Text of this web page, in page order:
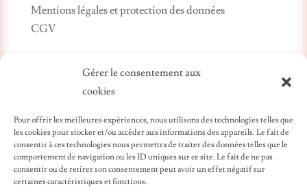
Gérer le consentement aux
cookies
Pour offrir les meilleures expériences, nous utilisons des technologies telles que
les cookies pour stocker et/ou accéder aux informations des appareils. Le fait de
consentir à ces technologies nous permettra de traiter des données telles que le
comportement de navigation ou les ID uniques sur ce site. Le fait de ne pas
consentir ou de retirer son consentement peut avoir un effet négatif sur
certaines caractéristiques et fonctions.
Mentions légales et protection des données
CGV
Création artisanale
Les bijoux que nous proposons sont conçus et montés